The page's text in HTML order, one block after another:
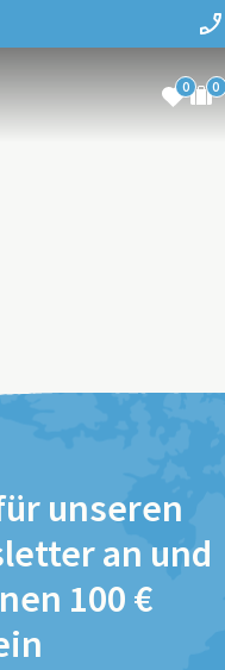
0 0
unseren
an und
100 €